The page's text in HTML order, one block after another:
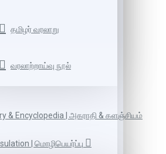
தமிழர் வரலாறு
வரலாற்றாய்வு நூல்
& Encyclopedia | அகராதி & களஞ்சியம்
| மொழிபெயர்ப்பு